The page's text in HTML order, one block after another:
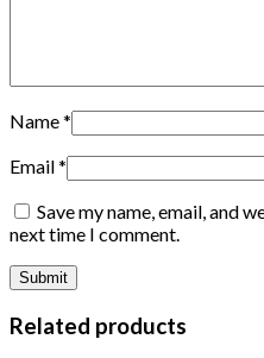
Name*
Email*
Save my name, email, and
next time I comment.
Related products